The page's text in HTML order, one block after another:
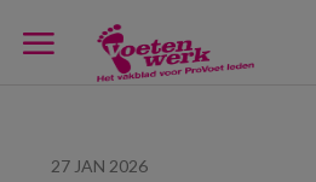
27 JAN 2026